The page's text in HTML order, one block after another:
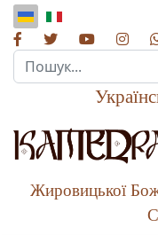
Пошук...
Жировицької